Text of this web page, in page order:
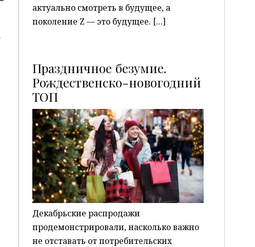
актуально смотреть в будущее, а
поколение Z — это будущее. […]
Праздничное безумие.
Рождественско-новогодний
ТОП
P
Декабрьские распродажи
продемонстрировали, насколько важно
не отставать от потребительских